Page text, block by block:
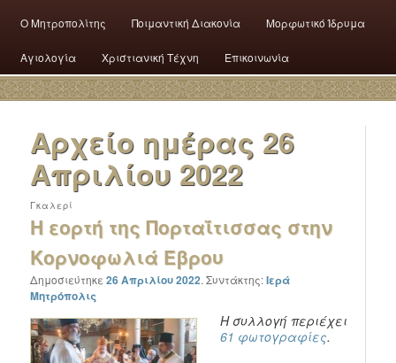
Ο Mητροπολίτης Ποιμαντική Διακονία Μορφωτικό Ίδρυμα
Αγιολογία Χριστιανική Τέχνη Επικοινωνία
Αρχείο ημέρας 26
Απριλίου 2022
Η εορτή της Πορταΐτισσας στην
Κορνοφωλιά Έβρου
Γκαλερί
Δημοσιεύτηκε26 Απριλίου 2022.Συντάκτης:Ιερά
Μητρόπολις
Η συλλογή περιέχει
61 φωτογραφίες.